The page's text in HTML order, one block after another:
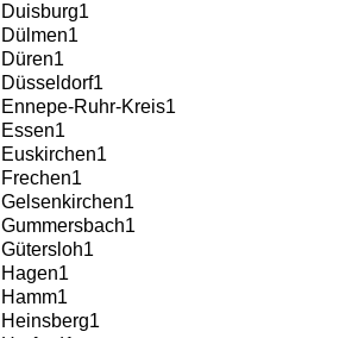
Duisburg1
Dülmen1
Düren1
Düsseldorf1
Ennepe-Ruhr-Kreis1
Essen1
Euskirchen1
Frechen1
Gelsenkirchen1
Gummersbach1
Gütersloh1
Hagen1
Hamm1
Heinsberg1